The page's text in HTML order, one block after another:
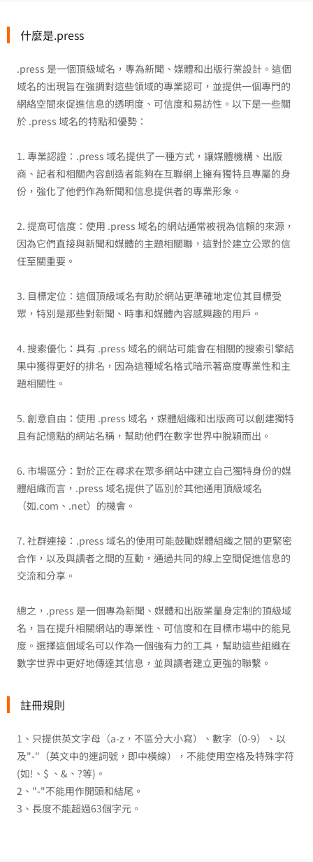
什麼是.press
.press 是一個頂級域名，專為新聞、媒體和出版行業設計。這個
域名的出現旨在強調對這些領域的專業認可，並提供一個專門的
網絡空間來促進信息的透明度、可信度和易訪性。以下是一些關
於 .press 域名的特點和優勢：
1. 專業認證：.press 域名提供了一種方式，讓媒體機構、出版
商、記者和相關內容創造者能夠在互聯網上擁有獨特且專屬的身
份，強化了他們作為新聞和信息提供者的專業形象。
2. 提高可信度：使用 .press 域名的網站通常被視為信賴的來源，
因為它們直接與新聞和媒體的主題相關聯，這對於建立公眾的信
任至關重要。
3. 目標定位：這個頂級域名有助於網站更準確地定位其目標受
眾，特別是那些對新聞、時事和媒體內容感興趣的用戶。
4. 搜索優化：具有 .press 域名的網站可能會在相關的搜索引擎結
果中獲得更好的排名，因為這種域名格式暗示著高度專業性和主
題相關性。
5. 創意自由：使用 .press 域名，媒體組織和出版商可以創建獨特
且有記憶點的網站名稱，幫助他們在數字世界中脫穎而出。
6. 市場區分：對於正在尋求在眾多網站中建立自己獨特身份的媒
體組織而言，.press 域名提供了區別於其他通用頂級域名
（如.com、.net）的機會。
7. 社群連接：.press 域名的使用可能鼓勵媒體組織之間的更緊密
合作，以及與讀者之間的互動，通過共同的線上空間促進信息的
交流和分享。
總之，.press 是一個專為新聞、媒體和出版業量身定制的頂級域
名，旨在提升相關網站的專業性、可信度和在目標市場中的能見
度。選擇這個域名可以作為一個強有力的工具，幫助這些組織在
數字世界中更好地傳達其信息，並與讀者建立更強的聯繫。
註冊規則
1、只提供英文字母（a-z，不區分大小寫）、數字（0-9）、以
及"-"（英文中的連詞號，即中橫線），不能使用空格及特殊字符
(如!、$ 、&、?等)。
2、"-"不能用作開頭和結尾。
3、長度不能超過63個字元。